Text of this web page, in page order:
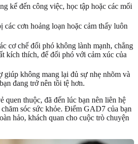
kể đến công việc, học tập hoặc các mối
các cơn hoảng loạn hoặc cảm thấy luôn
cơ chế đối phó không lành mạnh, chẳng
kích thích, để đối phó với cảm xúc của
giúp không mang lại đủ sự nhẹ nhõm và
đang trở nên tồi tệ hơn.
quen thuộc, đã đến lúc bạn nên liên hệ
sóc sức khỏe. Điểm GAD7 của bạn
hảo, khách quan cho cuộc trò chuyện